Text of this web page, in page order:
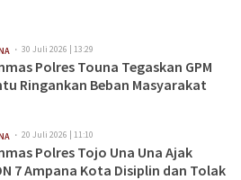
30 Juli 2026 | 13:29
Polres Touna Tegaskan GPM
Ringankan Beban Masyarakat
20 Juli 2026 | 11:10
Polres Tojo Una Una Ajak
7 Ampana Kota Disiplin dan Tolak